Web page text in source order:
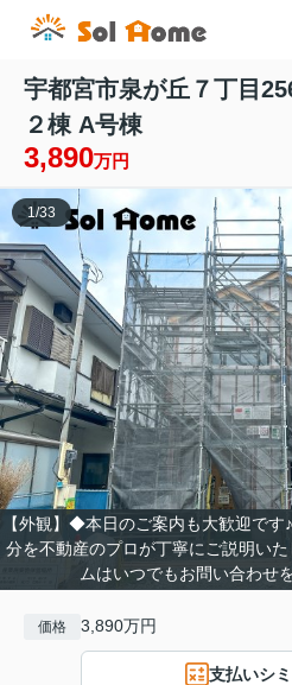
宇都宮市泉が丘７丁目
２棟 A号棟
3,890万円
【外観】◆本日のご案内も大歓迎で
分を不動産のプロが丁寧にご説明い
ムはいつでもお問い合わせ
1/33
価格 3,890万円
支払いシ